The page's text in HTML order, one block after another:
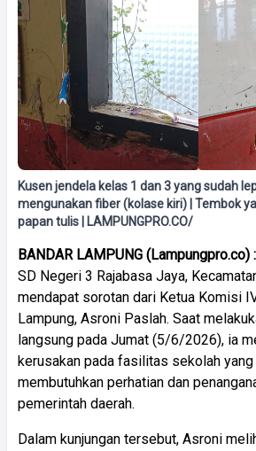
Kusen jendela kelas 1 dan 3 yang sudah
mengunakan fiber (kolase kiri) | Tembok
papan tulis | LAMPUNGPRO.CO/
BANDAR LAMPUNG (Lampungpro.co) :
SD Negeri 3 Rajabasa Jaya,
mendapat sorotan dari Ketua Komisi
Lampung, Asroni Paslah. Saat
langsung pada Jumat (5/6/2026), ia
kerusakan pada fasilitas sekolah
membutuhkan perhatian dan
pemerintah daerah.
Dalam kunjungan tersebut, Asroni